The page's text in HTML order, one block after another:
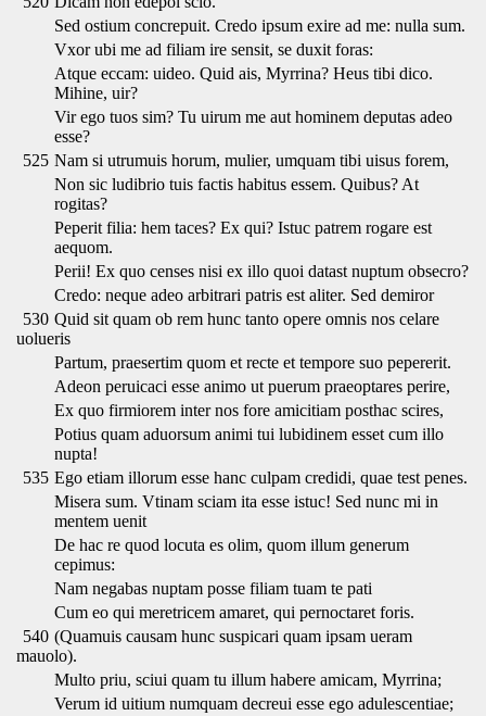
Sed ostium concrepuit. Credo ipsum exire ad me: nulla sum.
Vxor ubi me ad filiam ire sensit, se duxit foras:
Atque eccam: uideo. Quid ais, Myrrina? Heus tibi dico.
Mihine, uir?
Vir ego tuos sim? Tu uirum me aut hominem deputas adeo
esse?
525 Nam si utrumuis horum, mulier, umquam tibi uisus forem,
Non sic ludibrio tuis factis habitus essem. Quibus? At
rogitas?
Peperit filia: hem taces? Ex qui? Istuc patrem rogare est
aequom.
Perii! Ex quo censes nisi ex illo quoi datast nuptum obsecro?
Credo: neque adeo arbitrari patris est aliter. Sed demiror
530 Quid sit quam ob rem hunc tanto opere omnis nos celare
uolueris
Partum, praesertim quom et recte et tempore suo pepererit.
Adeon peruicaci esse animo ut puerum praeoptares perire,
Ex quo firmiorem inter nos fore amicitiam posthac scires,
Potius quam aduorsum animi tui lubidinem esset cum illo
nupta!
535 Ego etiam illorum esse hanc culpam credidi, quae test penes.
Misera sum. Vtinam sciam ita esse istuc! Sed nunc mi in
mentem uenit
De hac re quod locuta es olim, quom illum generum
cepimus:
Nam negabas nuptam posse filiam tuam te pati
Cum eo qui meretricem amaret, qui pernoctaret foris.
540 (Quamuis causam hunc suspicari quam ipsam ueram
mauolo).
Multo priu, sciui quam tu illum habere amicam, Myrrina;
Verum id uitium numquam decreui esse ego adulescentiae;